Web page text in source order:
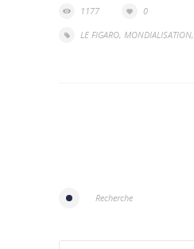
1177
0
LE FIGARO, MONDIALISATION,
Recherche